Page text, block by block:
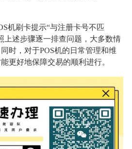
机刷卡提示“与注册卡号不匹
上述步骤逐一排查问题，大多数情
时，对于POS机的日常管理和维
更好地保障交易的顺利进行。